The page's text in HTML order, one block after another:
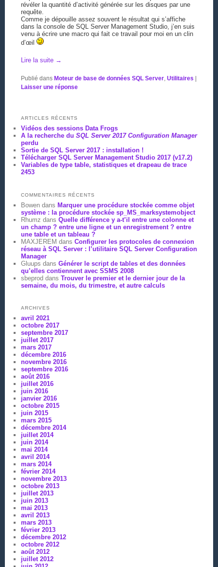
révéler la quantité d’activité générée sur les disques par une
requête.
Comme je dépouille assez souvent le résultat qui s’affiche
dans la console de SQL Server Management Studio, j’en suis
venu à écrire une macro qui fait ce travail pour moi en un clin
d’œil
Lire la suite →
Publié dans Moteur de base de données SQL Server, Utilitaires
Laisser une réponse
ARTICLES RÉCENTS
Vidéos des sessions Data Frogs
A la recherche du SQL Server 2017 Configuration Manager
perdu
Sortie de SQL Server 2017 : installation !
Télécharger SQL Server Management Studio 2017 (v17.2)
Variables de type table, statistiques et drapeau de trace
2453
COMMENTAIRES RÉCENTS
Bowendans Marquer une procédure stockée comme objet
système : la procédure stockée sp_MS_marksystemobject
Rhumz dans Quelle différence y a-t’il entre une colonne et
un champ ? entre une ligne et un enregistrement ? entre
une table et un tableau ?
MAXJEREM dans Configurer les protocoles de connexion
réseau à SQL Server : l’utilitaire SQL Server Configuration
Manager
Gluups dans Générer le script de tables et des données
qu’elles contiennent avec SSMS 2008
sbeproddans Trouver le premier et le dernier jour de la
semaine, du mois, du trimestre, et autre calculs
ARCHIVES
avril 2021
octobre 2017
septembre 2017
juillet 2017
mars 2017
décembre 2016
novembre 2016
septembre 2016
août 2016
juillet 2016
juin 2016
janvier 2016
octobre 2015
juin 2015
mars 2015
décembre 2014
juillet 2014
juin 2014
mai 2014
avril 2014
mars 2014
février 2014
novembre 2013
octobre 2013
juillet 2013
juin 2013
mai 2013
avril 2013
mars 2013
février 2013
décembre 2012
octobre 2012
août 2012
juillet 2012